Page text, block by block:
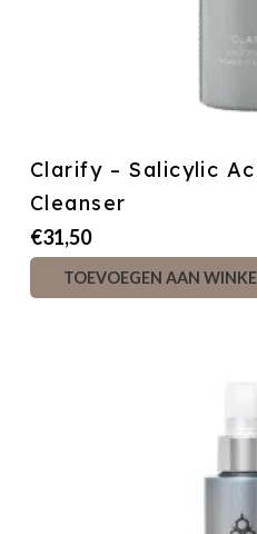
Clarify – Salicylic
Cleanser
€31,50
TOEVOEGEN AAN